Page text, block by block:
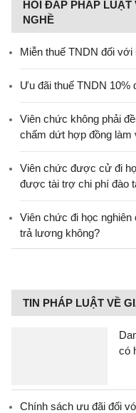
HỎI ĐÁP PHÁP
NGHỀ
Miễn thuế TNDN đối với
Ưu đãi thuế TNDN 10%
Viên chức không phải
chấm dứt hợp đồng làm
Viên chức được cử đi
được tài trợ chi phí đào
Viên chức đi học
trả lương không?
TIN PHÁP LUẬT VỀ
có
Chính sách ưu đãi đối